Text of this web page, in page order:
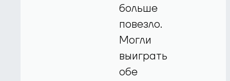
больше
повезло.
Могли
выиграть
обе